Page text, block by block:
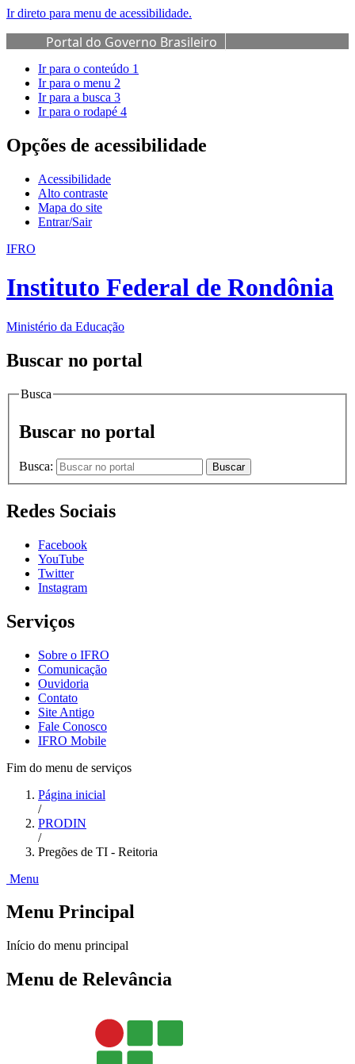
Ir direto para menu de acessibilidade.
Portal do Governo Brasileiro
Ir para o conteúdo 1
Ir para o menu 2
Ir para a busca 3
Ir para o rodapé 4
Opções de acessibilidade
Acessibilidade
Alto contraste
Mapa do site
Entrar/Sair
IFRO
Instituto Federal de Rondônia
Ministério da Educação
Buscar no portal
Busca
Buscar no portal
Busca: Buscar
Redes Sociais
Facebook
YouTube
Twitter
Instagram
Serviços
Sobre o IFRO
Comunicação
Ouvidoria
Contato
Site Antigo
Fale Conosco
IFRO Mobile
Fim do menu de serviços
Página inicial
/
PRODIN
/
Pregões de TI - Reitoria
Menu
Menu Principal
Início do menu principal
Menu de Relevância